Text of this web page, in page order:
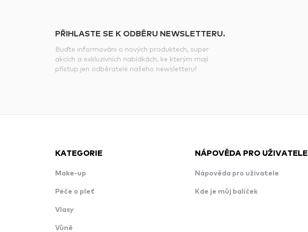
PŘIHLASTE SE K ODBĚRU NEWSLETTERU.
Buďte informováni o nových produktech, super
akcích a exkluzivních nabídkách, ke kterým mají
přístup jen odběratelé našeho newsletteru!
KATEGORIE
Make-up
Péče o pleť
Vlasy
Vůně
NÁPOVĚDA PRO UŽIVATELE
Nápověda pro uživatele
Kde je můj balíček